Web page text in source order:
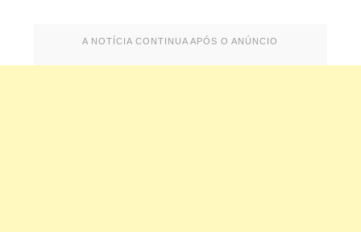
A NOTÍCIA CONTINUA APÓS O ANÚNCIO